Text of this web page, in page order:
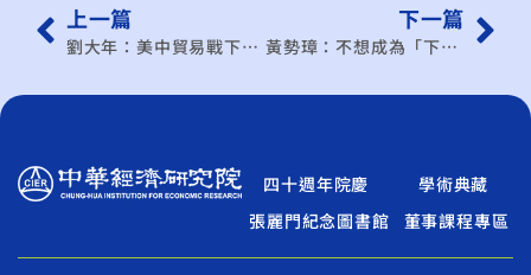
上一篇
劉大年：美中貿易戰下的中國大陸
下一篇
黃勢璋：不想成為「下流老人」！將來65歲後的退休金來源？
四十週年院慶
學術典藏
張麗門紀念圖書館
董事課程專區